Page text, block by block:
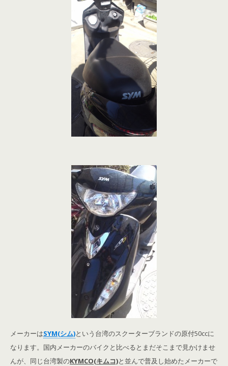
メーカーはSYM(シム)という台湾のスクーターブランドの原付50ccに
なります。国内メーカーのバイクと比べるとまだそこまで見かけませ
んが、同じ台湾製のKYMCO(キムコ)と並んで普及し始めたメーカーで